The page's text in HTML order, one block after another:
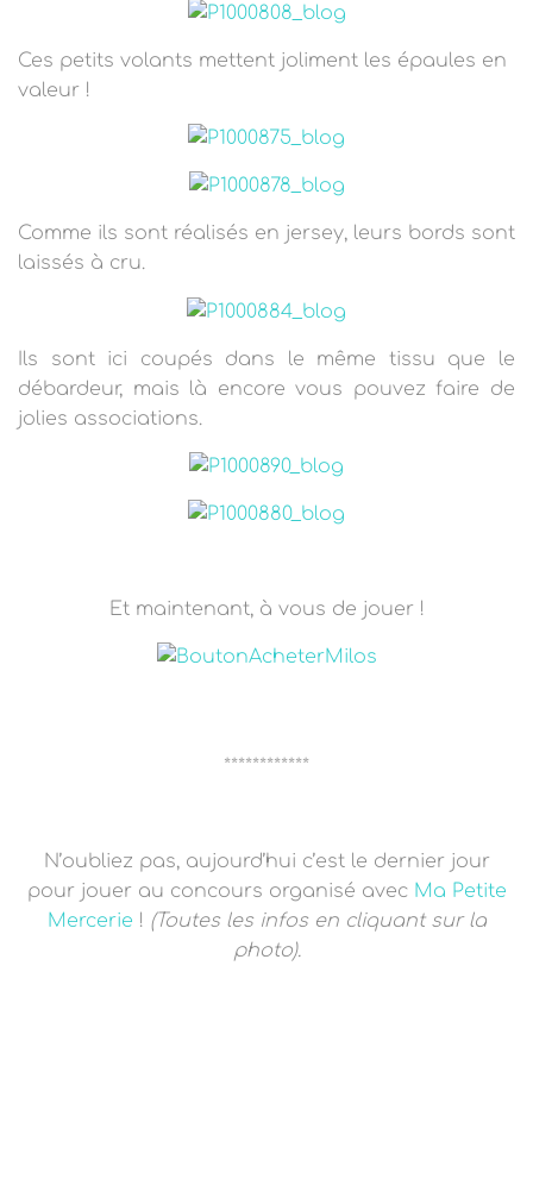
Ces petits volants mettent joliment les épaules en
valeur !
Comme ils sont réalisés en jersey, leurs bords sont
laissés à cru.
Ils sont ici coupés dans le même tissu que le
débardeur, mais là encore vous pouvez faire de
jolies associations.
Et maintenant, à vous de jouer !
************
N’oubliez pas, aujourd’hui c’est le dernier jour
pour jouer au concours organisé avec Ma Petite
Mercerie ! (Toutes les infos en cliquant sur la
photo).